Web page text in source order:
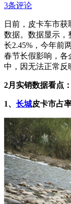
3条评论
日前，皮卡车市
数据。数据显示，
长2.45%，今年前
春节长假影响，各
中，因无法正常反
2月实销数据看点：
1、 长城皮卡市占